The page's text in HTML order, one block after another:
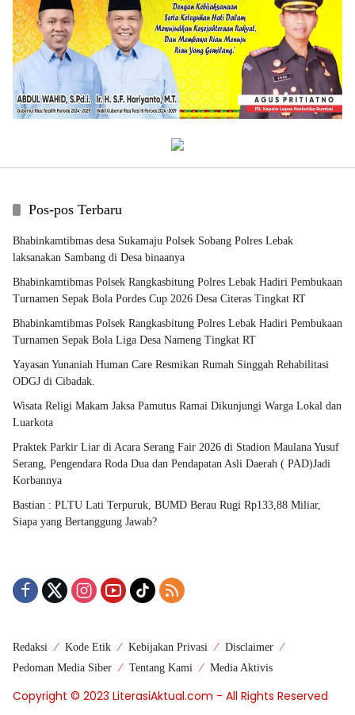
Pos-pos Terbaru
Bhabinkamtibmas desa Sukamaju Polsek Sobang Polres Lebak
laksanakan Sambang di Desa binaanya
Bhabinkamtibmas Polsek Rangkasbitung Polres Lebak Hadiri Pembukaan
Turnamen Sepak Bola Pordes Cup 2026 Desa Citeras Tingkat RT
Bhabinkamtibmas Polsek Rangkasbitung Polres Lebak Hadiri Pembukaan
Turnamen Sepak Bola Liga Desa Nameng Tingkat RT
Yayasan Yunaniah Human Care Resmikan Rumah Singgah Rehabilitasi
ODGJ di Cibadak.
Wisata Religi Makam Jaksa Pamutus Ramai Dikunjungi Warga Lokal dan
Luarkota
Praktek Parkir Liar di Acara Serang Fair 2026 di Stadion Maulana Yusuf
Serang, Pengendara Roda Dua dan Pendapatan Asli Daerah ( PAD)Jadi
Korbannya
Bastian : PLTU Lati Terpuruk, BUMD Berau Rugi Rp133,88 Miliar,
Siapa yang Bertanggung Jawab?
Redaksi Kode Etik Kebijakan Privasi
Disclaimer
Pedoman Media Siber
Tentang Kami Media Aktivis
Copyright © 2023 LiterasiAktual.com - All Rights Reserved